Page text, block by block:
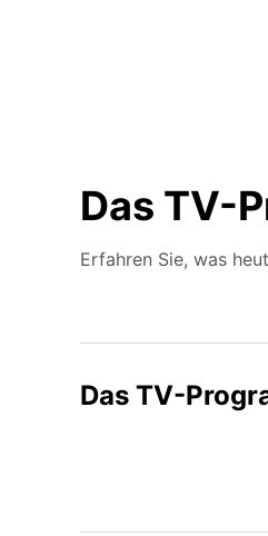
Das TV-
Erfahren Sie, was
Das TV-